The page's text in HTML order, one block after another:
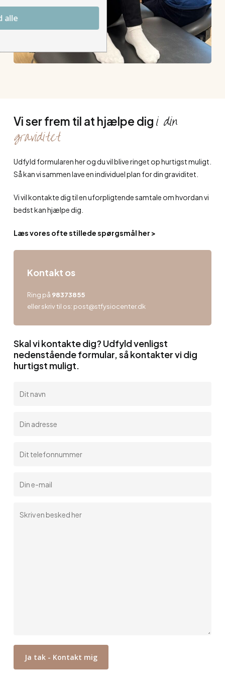
Vi ser frem til at hjælpe dig i din
graviditet
Udfyld formularen her og du vil blive ringet op hurtigst muligt.
Så kan vi sammen lave en individuel plan for din graviditet.
Vi vil kontakte dig til en uforpligtende samtale om hvordan vi
bedst kan hjælpe dig.
Læs vores ofte stillede spørgsmål her >
Kontakt os
Ring på 98373855
eller skriv til os: post@stfysiocenter.dk
Skal vi kontakte dig? Udfyld venligst
nedenstående formular, så kontakter vi dig
hurtigst muligt.
alle